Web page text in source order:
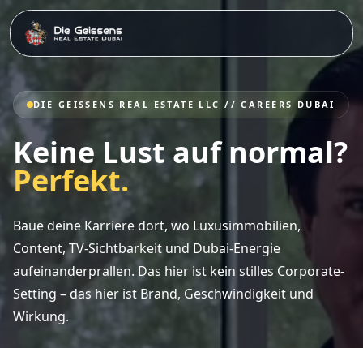
DIE GEISSENS REAL ESTATE LLC // CAREERS DUBAI
Keine Lust auf normal?
Perfekt.
Baue deine Karriere dort, wo Luxusimmobilien,
Content, TV-Sichtbarkeit und Dubai-Energie
aufeinanderprallen. Das hier ist kein stilles Corporate-
Setting – das hier ist Brand, Geschwindigkeit und
Wirkung.